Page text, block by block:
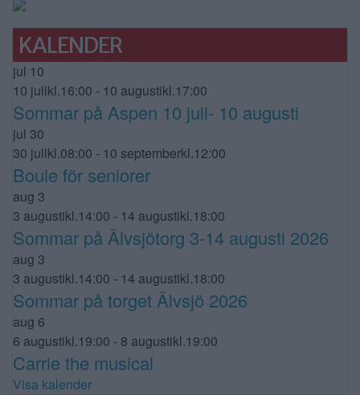
KALENDER
jul 10
10 julikl.16:00 - 10 augustikl.17:00
Sommar på Aspen 10 juli- 10 augusti
jul 30
30 julikl.08:00 - 10 septemberkl.12:00
Boule för seniorer
aug 3
3 augustikl.14:00 - 14 augustikl.18:00
Sommar på Älvsjötorg 3-14 augusti 2026
aug 3
3 augustikl.14:00 - 14 augustikl.18:00
Sommar på torget Älvsjö 2026
aug 6
6 augustikl.19:00 - 8 augustikl.19:00
Carrie the musical
Visa kalender